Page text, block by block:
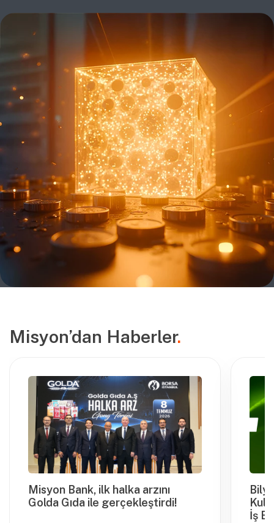
Misyon’dan Haberler.
Misyon Bank, ilk halka arzını
Golda Gıda ile gerçekleştirdi!
İş